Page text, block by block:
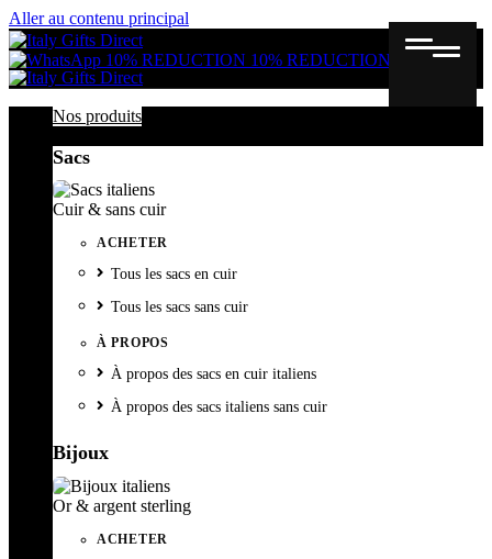
Aller au contenu principal
10% REDUCTION 10% REDUCTION
Nos produits
Sacs
Cuir & sans cuir
ACHETER
Tous les sacs en cuir
Tous les sacs sans cuir
À PROPOS
À propos des sacs en cuir italiens
À propos des sacs italiens sans cuir
Bijoux
Or & argent sterling
ACHETER